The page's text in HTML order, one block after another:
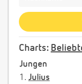
Charts:
Jungen
1. Julius